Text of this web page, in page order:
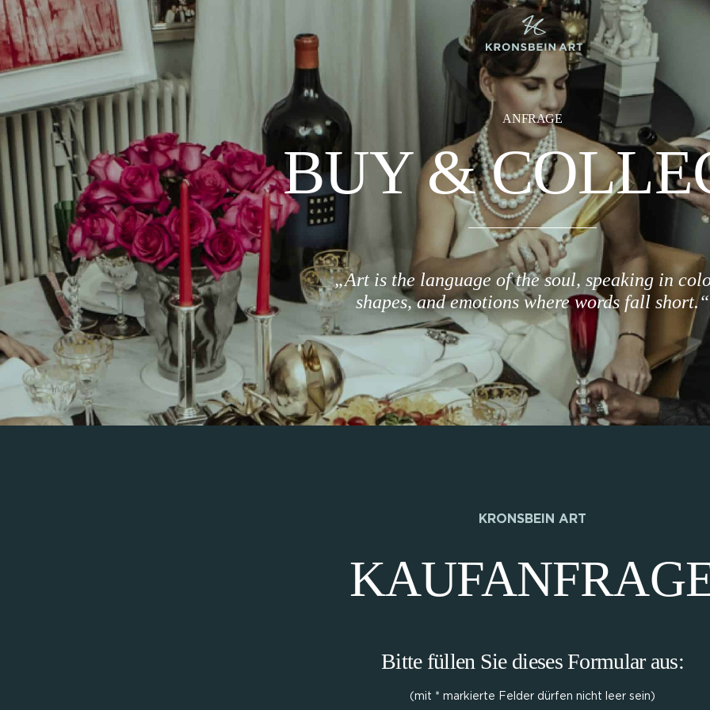
ANFRAGE
BUY &
„Art is the language of the soul, speaking in
shapes, and emotions where words fall short.“
KRONSBEIN ART
Bitte füllen Sie dieses Formular aus:
(mit * markierte Felder dürfen nicht leer sein)